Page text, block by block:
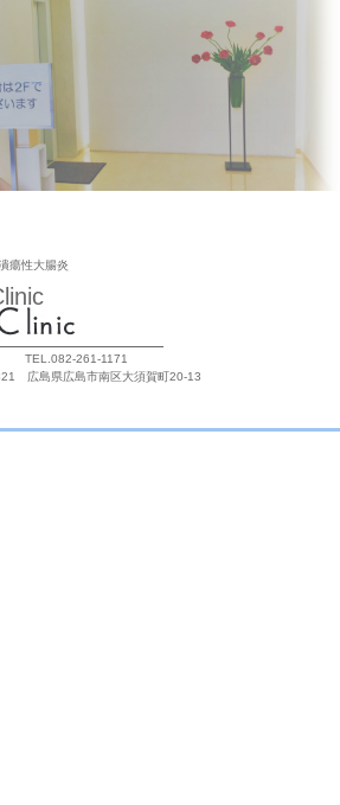
瘍性大腸炎
TEL.082-261-1171
広島県広島市南区大須賀町20-13